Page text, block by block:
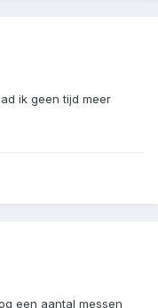
ik geen tijd meer
een aantal messen